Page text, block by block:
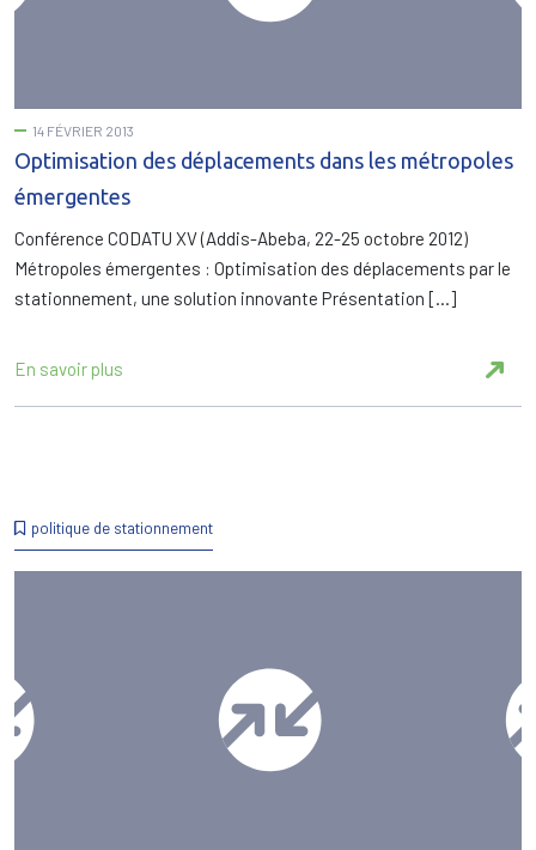
14 FÉVRIER 2013
Optimisation des déplacements dans les métropoles
émergentes
Conférence CODATU XV (Addis-Abeba, 22-25 octobre 2012)
Métropoles émergentes : Optimisation des déplacements par le
stationnement, une solution innovante Présentation […]
En savoir plus
politique de stationnement